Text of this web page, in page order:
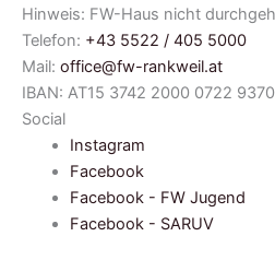
Hinweis: FW-Haus nicht
Telefon: +43 5522 / 405 5000
Mail: office@fw-rankweil.at
IBAN: AT15 3742 2000 0722 9370
Social
Instagram
Facebook
Facebook - FW Jugend
Facebook - SARUV